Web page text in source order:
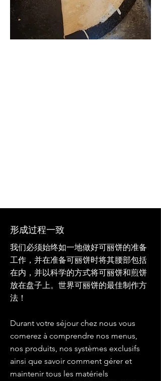
形成过程一致
我们必须始终如一地做好可丽饼的准备
工作，并在准备可丽饼时将其腰部包括
在内，并以科学的方式将可丽饼和煎饼
放在盘子上。世界可丽饼的最佳制作方
法！
Durant votre séjour chez nous vous
comerez à comprendre nos menus,
nos produits, nos systèmes exclusifs
ainsi que savoir comment gérer et
maintenir tous les matériels